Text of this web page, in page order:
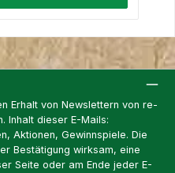
Erhalt von Newslettern von re-
Inhalt dieser E-Mails:
Aktionen, Gewinnspiele. Die
Bestätigung wirksam, eine
Seite oder am Ende jeder E-